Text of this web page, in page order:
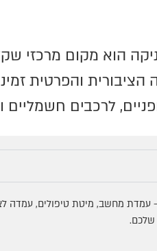
הוא מקום מרכזי
והפרטית
לרכבים חשמליים
מחשב, מיטת טיפולים, עמדה
שלכם.